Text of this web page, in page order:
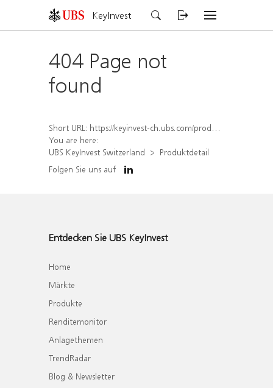
KeyInvest
404 Page not
found
Short URL: https://keyinvest-ch.ubs.com/produkt/detail/index/isin/CH1564518327
You are here:
UBS KeyInvest Switzerland
Produktdetail
Folgen Sie uns auf
Entdecken Sie UBS KeyInvest
Home
Märkte
Produkte
Renditemonitor
Anlagethemen
TrendRadar
Blog & Newsletter